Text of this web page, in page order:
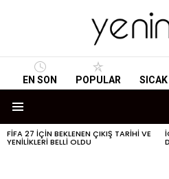
EN SON POPULAR SICAK
SON
HABERLER
FIFA 27 IÇIN BEKLENEN ÇIKIŞ TARIHI VE
YENILIKLERI BELLI OLDU